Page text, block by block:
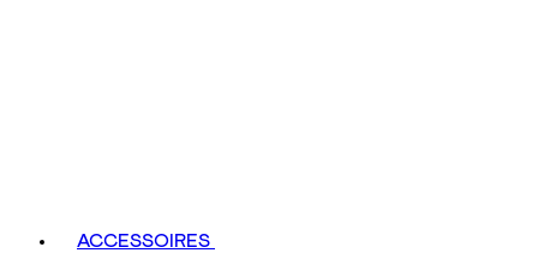
ACCESSOIRES